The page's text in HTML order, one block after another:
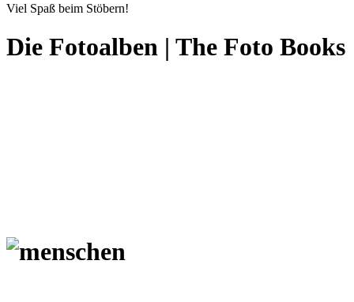
Viel Spaß beim Stöbern!
Die Fotoalben | The Foto Books